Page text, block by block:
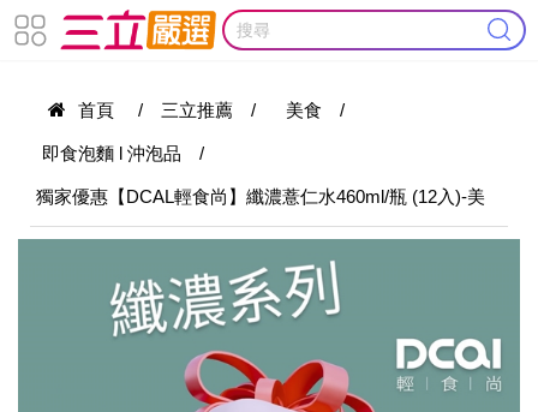
首頁 / 三立推薦 / 美食 /
即食泡麵 l 沖泡品 /
獨家優惠【DCAL輕食尚】纖濃薏仁水460ml/瓶 (12入)-美